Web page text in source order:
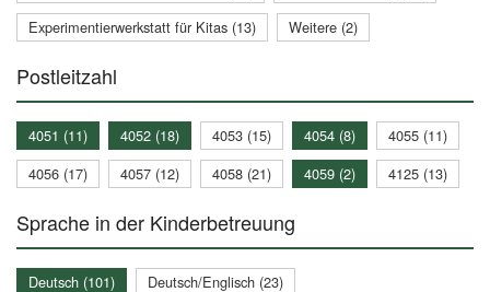
Experimentierwerkstatt für Kitas (13)
Weitere (2)
Postleitzahl
4051 (11) 4052 (18) 4053 (15) 4054 (8)
4055 (11)
4056 (17)
4057 (12) 4058 (21) 4059 (2) 4125 (13)
Sprache in der Kinderbetreuung
Deutsch (101)
Deutsch/Englisch (23)